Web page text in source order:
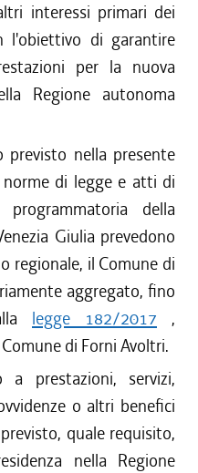
interessi primari dei
l'obiettivo di garantire
per la nuova
Regione autonoma
previsto nella presente
di legge e atti di
della
Giulia prevedono
regionale, il Comune di
aggregato, fino
legge 182/2017 ,
di Forni Avoltri.
a prestazioni, servizi,
o altri benefici
quale requisito,
nella Regione